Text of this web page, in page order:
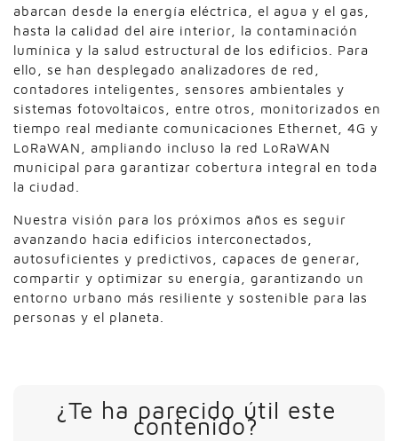
abarcan desde la energía eléctrica, el agua y el gas,
hasta la calidad del aire interior, la contaminación
lumínica y la salud estructural de los edificios. Para
ello, se han desplegado analizadores de red,
contadores inteligentes, sensores ambientales y
sistemas fotovoltaicos, entre otros, monitorizados en
tiempo real mediante comunicaciones Ethernet, 4G y
LoRaWAN, ampliando incluso la red LoRaWAN
municipal para garantizar cobertura integral en toda
la ciudad.
Nuestra visión para los próximos años es seguir
avanzando hacia edificios interconectados,
autosuficientes y predictivos, capaces de generar,
compartir y optimizar su energía, garantizando un
entorno urbano más resiliente y sostenible para las
personas y el planeta.
¿Te ha parecido útil este
contenido?